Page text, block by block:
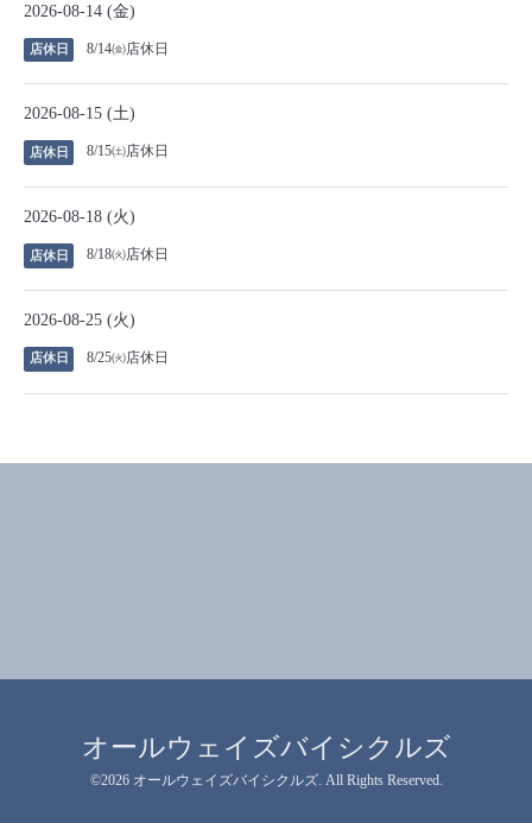
2026-08-14 (金)
店休日 8/14㈮店休日
2026-08-15 (土)
店休日 8/15㈯店休日
2026-08-18 (火)
店休日 8/18㈫店休日
2026-08-25 (火)
店休日 8/25㈫店休日
オールウェイズバイシクルズ
©2026 オールウェイズバイシクルズ. All Rights Reserved.